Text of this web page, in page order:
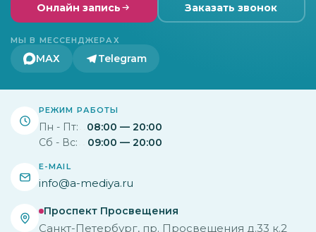
Онлайн запись Заказать звонок
МЫ В МЕССЕНДЖЕРАХ
МАХ Telegram
РЕЖИМ РАБОТЫ
Пн - Пт:
08:00 — 20:00
Сб - Вс:
09:00 — 20:00
E-MAIL
info@a-mediya.ru
Проспект Просвещения
Санкт-Петербург, пр. Просвещения д.33 к.2